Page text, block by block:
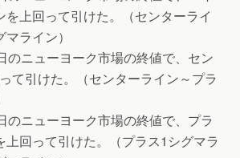
上回って引けた。（センターライ
ライン）
ニューヨーク市場の終値で、セン
て引けた。（センターライン～プラ
ニューヨーク市場の終値で、プラ
上回って引けた。（プラス1シグマラ